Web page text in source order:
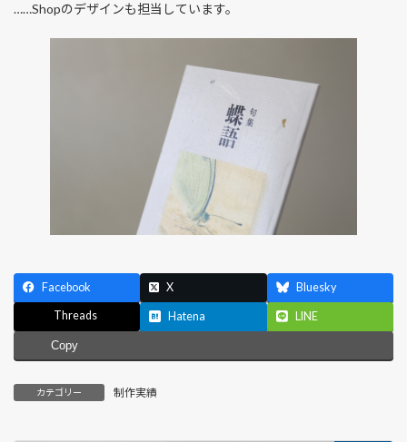
……Shopのデザインも担当しています。
Facebook X Bluesky
Threads Hatena LINE
Copy
カテゴリー 制作実績